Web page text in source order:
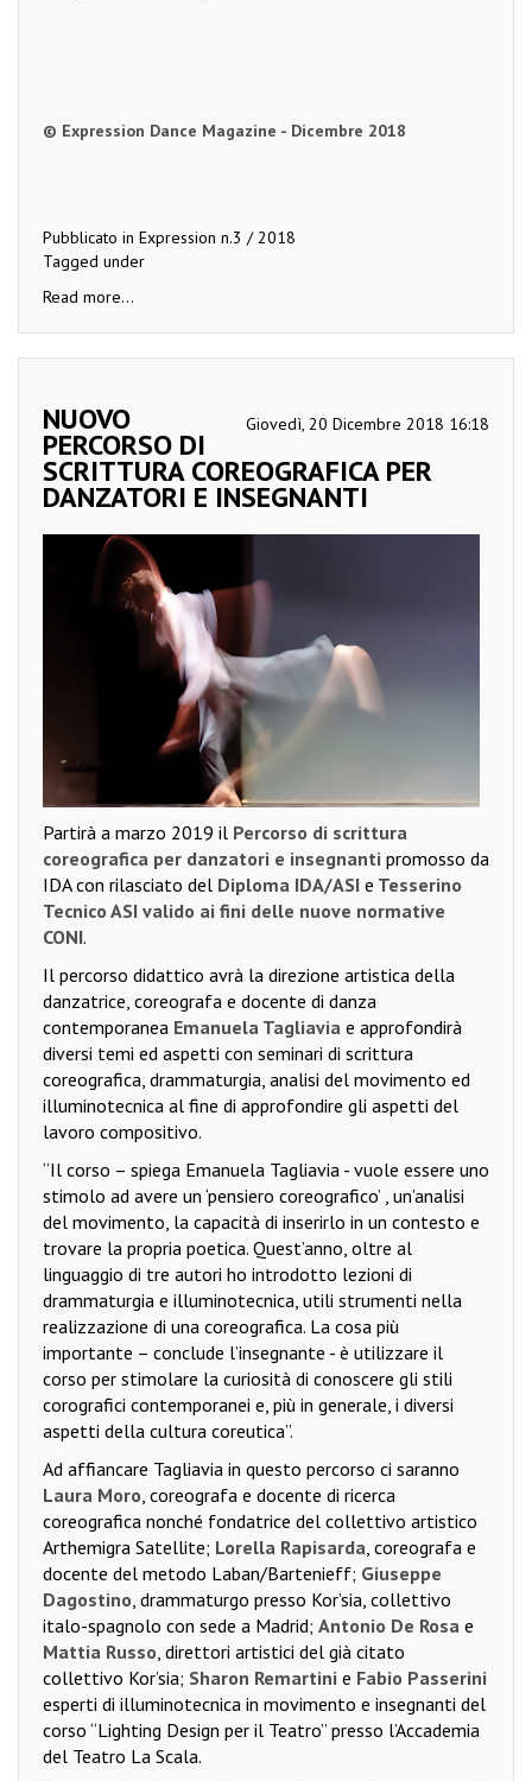
© Expression Dance Magazine - Dicembre 2018
Pubblicato in Expression n.3 / 2018
Tagged under
Read more...
Giovedì, 20 Dicembre 2018 16:18
NUOVO
PERCORSO DI
SCRITTURA COREOGRAFICA PER
DANZATORI E INSEGNANTI
Partirà a marzo 2019 il Percorso di scrittura
coreografica per danzatori e insegnanti promosso da
IDA con rilasciato del Diploma IDA/ASI e Tesserino
Tecnico ASI valido ai fini delle nuove normative
CONI.
Il percorso didattico avrà la direzione artistica della
danzatrice, coreografa e docente di danza
contemporanea Emanuela Tagliavia e approfondirà
diversi temi ed aspetti con seminari di scrittura
coreografica, drammaturgia, analisi del movimento ed
illuminotecnica al fine di approfondire gli aspetti del
lavoro compositivo.
“Il corso – spiega Emanuela Tagliavia - vuole essere uno
stimolo ad avere un ‘pensiero coreografico’ , un’analisi
del movimento, la capacità di inserirlo in un contesto e
trovare la propria poetica. Quest’anno, oltre al
linguaggio di tre autori ho introdotto lezioni di
drammaturgia e illuminotecnica, utili strumenti nella
realizzazione di una coreografica. La cosa più
importante – conclude l’insegnante - è utilizzare il
corso per stimolare la curiosità di conoscere gli stili
corografici contemporanei e, più in generale, i diversi
aspetti della cultura coreutica”.
Ad affiancare Tagliavia in questo percorso ci saranno
Laura Moro, coreografa e docente di ricerca
coreografica nonché fondatrice del collettivo artistico
Arthemigra Satellite; Lorella Rapisarda, coreografa e
docente del metodo Laban/Bartenieff; Giuseppe
Dagostino, drammaturgo presso Kor’sia, collettivo
italo-spagnolo con sede a Madrid; Antonio De Rosa e
Mattia Russo, direttori artistici del già citato
collettivo Kor’sia; Sharon Remartini e Fabio Passerini
esperti di illuminotecnica in movimento e insegnanti del
corso “Lighting Design per il Teatro” presso l’Accademia
del Teatro La Scala.